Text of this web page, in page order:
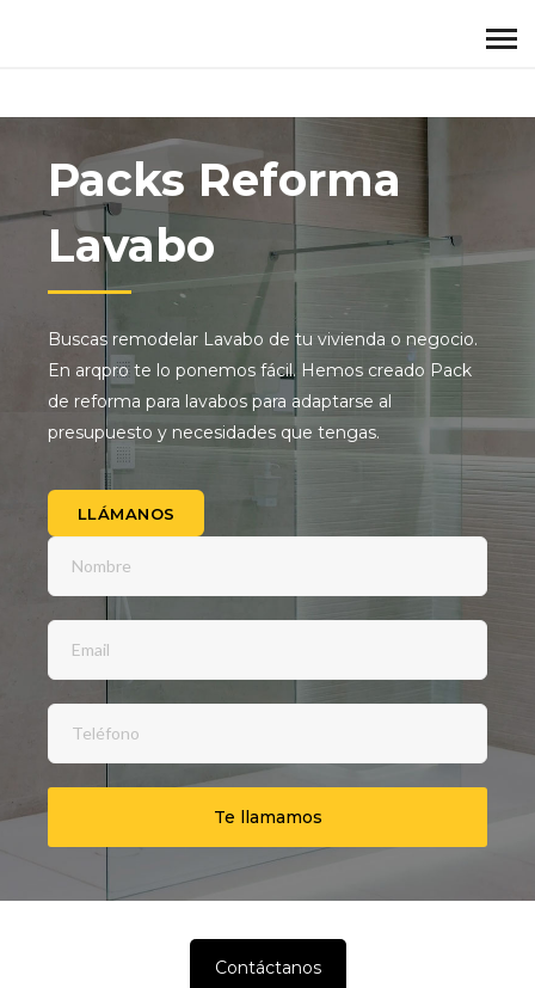
Packs Reforma
Lavabo
Buscas remodelar Lavabo de tu vivienda o negocio.
En arqpro te lo ponemos fácil. Hemos creado Pack
de reforma para lavabos para adaptarse al
presupuesto y necesidades que tengas.
LLÁMANOS
Contáctanos